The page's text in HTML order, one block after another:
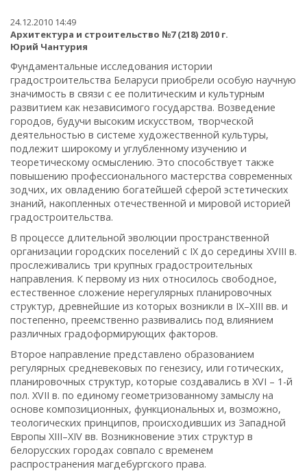
24.12.2010 14:49
Архитектура и строительство №7 (218) 2010 г.
Юрий Чантурия
Фундаментальные исследования истории
градостроительства Беларуси приобрели особую научную
значимость в связи с ее политическим и культурным
развитием как независимого государства. Возведение
городов, будучи высоким искусством, творческой
деятельностью в системе художественной культуры,
подлежит широкому и углубленному изучению и
теоретическому осмыслению. Это способствует также
повышению профессионального мастерства современных
зодчих, их овладению богатейшей сферой эстетических
знаний, накопленных отечественной и мировой историей
градостроительства.
В процессе длительной эволюции пространственной
организации городских поселений с IX до середины XVIII в.
прослеживались три крупных градостроительных
направления. К первому из них относилось свободное,
естественное сложение нерегулярных планировочных
структур, древнейшие из которых возникли в IX–XIII вв. и
постепенно, преемственно развивались под влиянием
различных градоформирующих факторов.
Второе направление представлено образованием
регулярных средневековых по генезису, или готических,
планировочных структур, которые создавались в XVI – 1-й
пол. XVII в. по единому геометризованному замыслу на
основе композиционных, функциональных и, возможно,
теологических принципов, происходивших из Западной
Европы XIII–XIV вв. Возникновение этих структур в
белорусских городах совпало с временем
распространения магдебургского права.